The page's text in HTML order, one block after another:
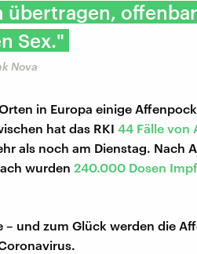
übertragen,
Sex."
Nova
in Europa einige
hat das RKI 44 Fälle von
als noch am Dienstag. Nach
wurden 240.000 Dosen
– und zum Glück werden die